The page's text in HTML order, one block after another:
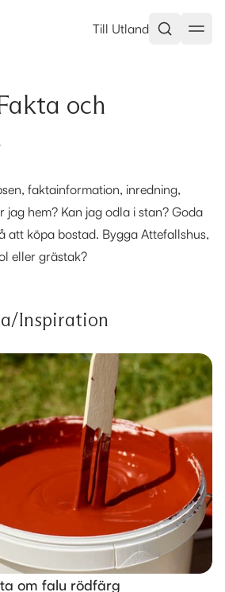
Till Utland
och
faktainformation, inredning,
jag hem? Kan jag odla i stan? Goda
att köpa bostad. Bygga Attefallshus,
eller grästak?
Inspiration
om falu rödfärg